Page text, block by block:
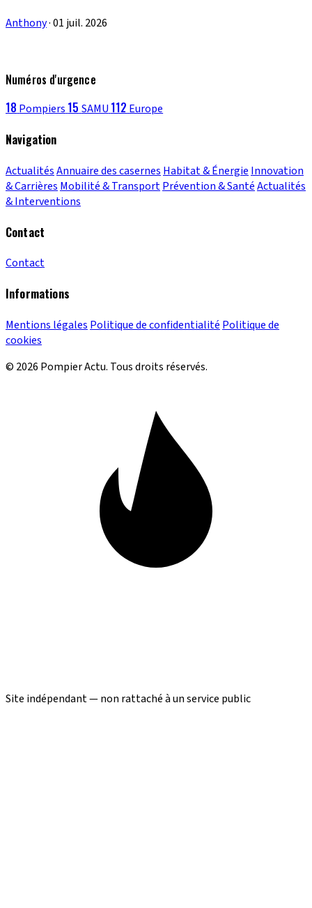
Anthony·01 juil. 2026
Numéros d'urgence
18 Pompiers 15 SAMU 112 Europe
Navigation
ActualitésAnnuaire des casernes Habitat & Énergie Innovation
& Carrières Mobilité & TransportPrévention & SantéActualités
& Interventions
Contact
Contact
Informations
Mentions légales Politique de confidentialité Politique de
cookies
© 2026 Pompier Actu. Tous droits réservés.
Site indépendant — non rattaché à un service public